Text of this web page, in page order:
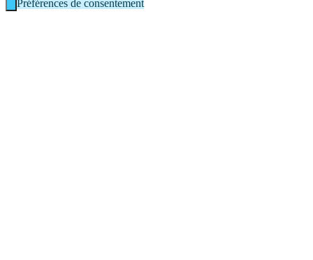
Préférences de consentement